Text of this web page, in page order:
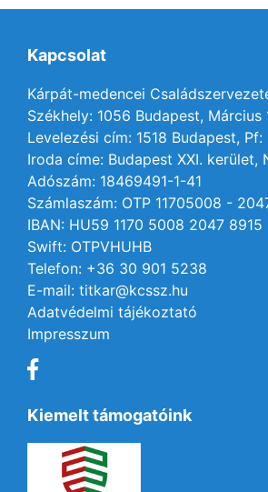
Kapcsolat
Kárpát-medencei
Székhely: 1056 Budapest, Március
Levelezési cím: 1518 Budapest, Pf:
Iroda címe: Budapest XXI. kerület,
Adószám: 18469491-1-41
Számlaszám: OTP 11705008 -
IBAN: HU59 1170 5008 2047
Swift: OTPVHUHB
Telefon: +36 30 901 5238
E-mail: titkar@kcssz.hu
Adatvédelmi tájékoztató
Impresszum
Kiemelt támogatóink